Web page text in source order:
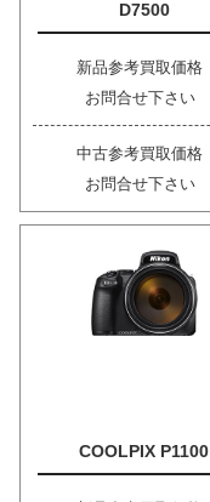
D7500
新品参考買取価格
お問合せ下さい
中古参考買取価格
お問合せ下さい
COOLPIX P1100